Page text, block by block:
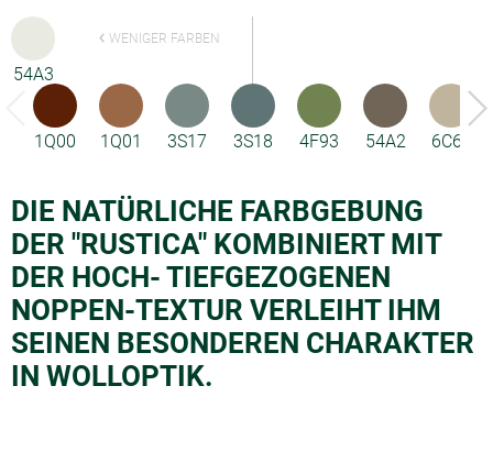
54A3
WENIGER FARBEN
1Q00 1Q01 3S17 3S18 4F93 54A2 6C62
DIE NATÜRLICHE FARBGEBUNG
DER "RUSTICA" KOMBINIERT MIT
DER HOCH- TIEFGEZOGENEN
NOPPEN-TEXTUR VERLEIHT IHM
SEINEN BESONDEREN CHARAKTER
IN WOLLOPTIK.